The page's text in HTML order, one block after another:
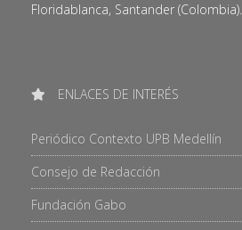
Floridablanca, Santander (Colombia).
ENLACES DE INTERÉS
Periódico Contexto UPB Medellín
Consejo de Redacción
Fundación Gabo